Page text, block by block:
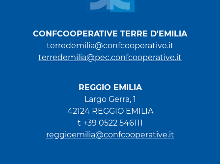
CONFCOOPERATIVE TERRE D'EMILIA
terredemilia@confcooperative.it
terredemilia@pec.confcooperative.it
REGGIO EMILIA
Largo Gerra, 1
42124 REGGIO EMILIA
t +39 0522 546111
reggioemilia@confcooperative.it